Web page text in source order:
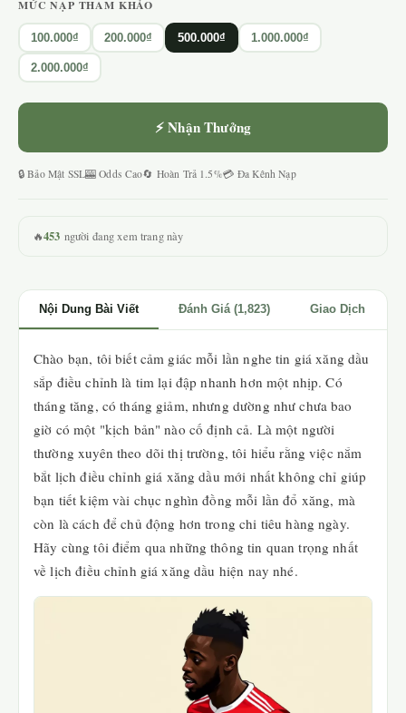
MỨC NẠP THAM KHẢO
100.000₫ 200.000₫ 500.000₫ 1.000.000₫
2.000.000₫
⚡ Nhận Thưởng
🔒 Bảo Mật SSL🎰 Odds Cao🔄 Hoàn Trả 1.5%💳 Đa Kênh Nạp
🔥453 người đang xem trang này
Nội Dung Bài Viết Đánh Giá (1,823) Giao Dịch
Chào bạn, tôi biết cảm giác mỗi lần nghe tin giá xăng dầu
sắp điều chỉnh là tim lại đập nhanh hơn một nhịp. Có
tháng tăng, có tháng giảm, nhưng dường như chưa bao
giờ có một "kịch bản" nào cố định cả. Là một người
thường xuyên theo dõi thị trường, tôi hiểu rằng việc nắm
bắt lịch điều chỉnh giá xăng dầu mới nhất không chỉ giúp
bạn tiết kiệm vài chục nghìn đồng mỗi lần đổ xăng, mà
còn là cách để chủ động hơn trong chi tiêu hàng ngày.
Hãy cùng tôi điểm qua những thông tin quan trọng nhất
về lịch điều chỉnh giá xăng dầu hiện nay nhé.